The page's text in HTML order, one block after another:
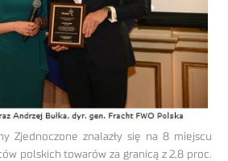
Zjednoczone znalazły się na 8 miejscu
polskich towarów za granicą z 2,8 proc.